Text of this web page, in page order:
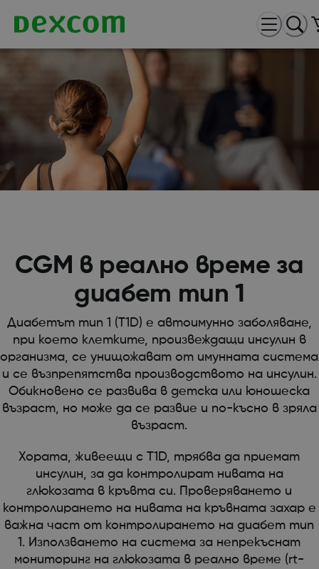
CGM в реално време за
диабет тип 1
Диабетът тип 1 (T1D) е автоимунно заболяване,
при което клетките, произвеждащи инсулин в
организма, се унищожават от имунната система
и се възпрепятства производството на инсулин.
Обикновено се развива в детска или юношеска
възраст, но може да се развие и по-късно в зряла
възраст.
Хората, живеещи с T1D, трябва да приемат
инсулин, за да контролират нивата на
глюкозата в кръвта си. Проверяването и
контролирането на нивата на кръвната захар е
важна част от контролирането на диабет тип
1. Използването на система за непрекъснат
мониторинг на глюкозата в реално време (rt-